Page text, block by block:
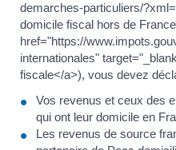
demarches-particuliers/
domicile fiscal hors de
href="https://
internationales"
fiscale</a>), vous devez
Vos revenus et ceux des
qui ont leur domicile en
Les revenus de source